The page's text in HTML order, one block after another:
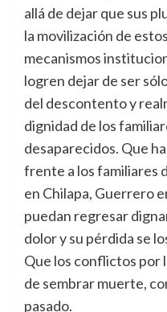
allá de dejar que sus
la movilización de
mecanismos
logren dejar de ser
del descontento y
dignidad de los
desaparecidos. Que
frente a los familiares
en Chilapa, Guerrero
puedan regresar
dolor y su pérdida se
Que los conflictos por
de sembrar muerte,
pasado.